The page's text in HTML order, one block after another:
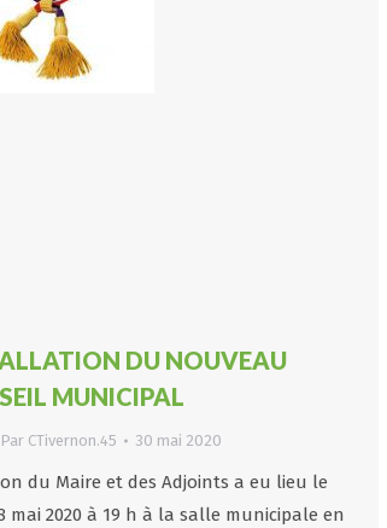
DU NOUVEAU
MUNICIPAL
Par CTivernon.45 30 mai 2020
du Maire et des Adjoints a eu lieu le
mai 2020 à 19 h à la salle municipale en